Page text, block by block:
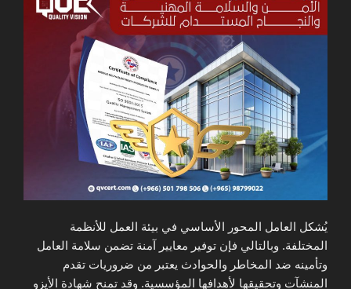
يُشكل العامل المحور الأساسي في بيئة العمل للأنظمة
المختلفة. وبالتالي فإن توفير معايير آمنة تضمن سلامة العامل
وتأمينه ضد المخاطر والحوادث يعتبر من ضروريات تقدم
المنشآت وتحقيقها لأهدافها المؤسسية. وقد تمنح شهادة الأيزو